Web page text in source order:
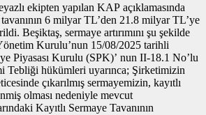
ekipten yapılan KAP açıklamasında
6 milyar TL’den 21.8 milyar TL’ye
Beşiktaş, sermaye artırımını şu şekilde
Kurulu’nun 15/08/2025 tarihli
Piyasası Kurulu (SPK)’ nun II-18.1 No’lu
Tebliği hükümleri uyarınca; Şirketimizin
çıkarılmış sermayemizin, kayıtlı
olması nedeniyle mevcut
Kayıtlı Sermaye Tavanının